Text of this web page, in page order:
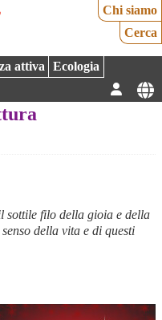
Chi siamo
Cerca
attiva
Ecologia
sottile filo della gioia e della
della vita e di questi